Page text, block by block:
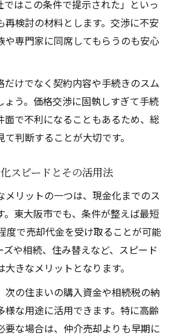
ではこの条件で提示された」といっ
再検討の材料とします。交渉に不安
や専門家に同席してもらうのも安心
だけでなく契約内容や手続きのスム
ょう。価格交渉に固執しすぎて手続
面で不利になることもあるため、総
判断することが大切です。
スピードとその活用法
メリットの一つは、現金化までのス
。東大阪市でも、条件が整えば最短
度で売却代金を受け取ることが可能
ズや相続、住み替えなど、スピード
きなメリットとなります。
次の住まいの購入資金や相続税の納
様な用途に活用できます。特に高齢
要な場合は、仲介売却よりも早期に